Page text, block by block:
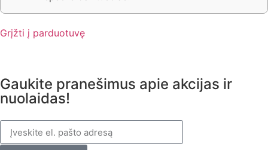
Grįžti į parduotuvę
Gaukite pranešimus apie akcijas ir
nuolaidas!